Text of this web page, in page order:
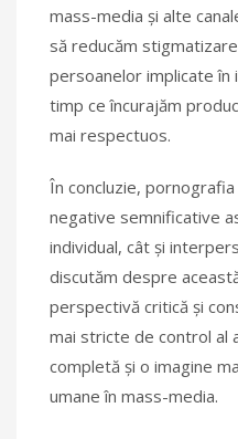
mass-media și alte
să reducăm
persoanelor implicate în
timp ce încurajăm
mai respectuos.
În concluzie,
negative semnificative
individual, cât și
discutăm despre
perspectivă critică și
mai stricte de control al
completă și o imagine
umane în mass-media.